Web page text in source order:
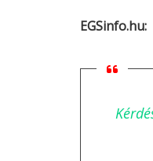
EGSinfo.hu: